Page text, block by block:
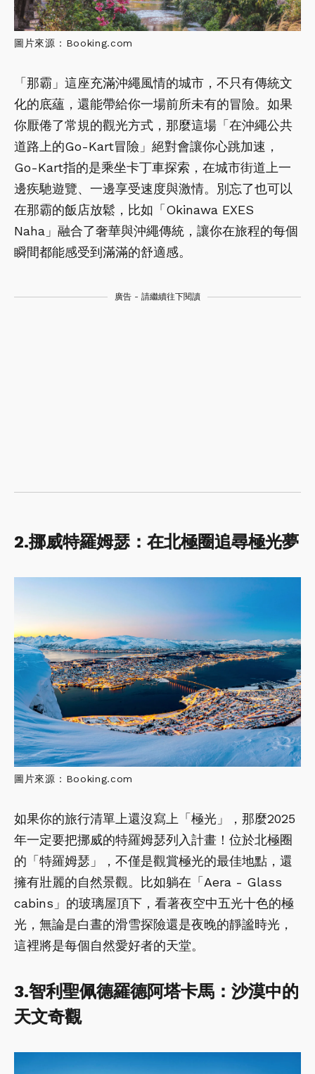
圖片來源：Booking.com
「那霸」這座充滿沖繩風情的城市，不只有傳統文
化的底蘊，還能帶給你一場前所未有的冒險。如果
你厭倦了常規的觀光方式，那麼這場「在沖繩公共
道路上的Go-Kart冒險」絕對會讓你心跳加速，
Go-Kart指的是乘坐卡丁車探索，在城市街道上一
邊疾馳遊覽、一邊享受速度與激情。別忘了也可以
在那霸的飯店放鬆，比如「Okinawa EXES
Naha」融合了奢華與沖繩傳統，讓你在旅程的每個
瞬間都能感受到滿滿的舒適感。
廣告 - 請繼續往下閱讀
2.挪威特羅姆瑟：在北極圈追尋極光夢
圖片來源：Booking.com
如果你的旅行清單上還沒寫上「極光」，那麼2025
年一定要把挪威的特羅姆瑟列入計畫！位於北極圈
的「特羅姆瑟」，不僅是觀賞極光的最佳地點，還
擁有壯麗的自然景觀。比如躺在「Aera - Glass
cabins」的玻璃屋頂下，看著夜空中五光十色的極
光，無論是白晝的滑雪探險還是夜晚的靜謐時光，
這裡將是每個自然愛好者的天堂。
3.智利聖佩德羅德阿塔卡馬：沙漠中的
天文奇觀